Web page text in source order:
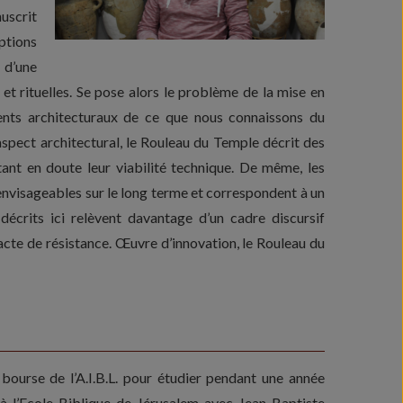
rituelles. Se pose alors le problème de la mise en
architecturaux de ce que nous connaissons du
architectural, le Rouleau du Temple décrit des
en doute leur viabilité technique. De même, les
sur le long terme et correspondent à un
ici relèvent davantage d’un cadre discursif
de résistance. Œuvre d’innovation, le Rouleau du
de l’A.I.B.L. pour étudier pendant une année